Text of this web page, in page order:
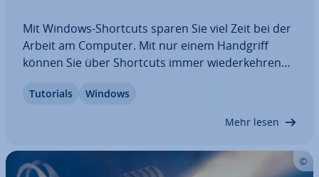
Mit Windows-Shortcuts sparen Sie viel Zeit bei der
Arbeit am Computer. Mit nur einem Handgriff
können Sie über Shortcuts immer wie­der­keh­ren­de
einen prak­ti­schen Überblick über die wich­tigs­ten
Tutorials Windows
Mehr lesen